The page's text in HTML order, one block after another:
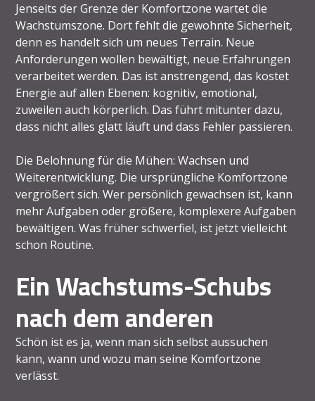
Jenseits der Grenze der Komfortzone wartet die
Wachstumszone. Dort fehlt die gewohnte Sicherheit,
denn es handelt sich um neues Terrain. Neue
Anforderungen wollen bewältigt, neue Erfahrungen
verarbeitet werden. Das ist anstrengend, das kostet
Energie auf allen Ebenen: kognitiv, emotional,
zuweilen auch körperlich. Das führt mitunter dazu,
dass nicht alles glatt läuft und dass Fehler passieren.
Die Belohnung für die Mühen: Wachsen und
Weiterentwicklung. Die ursprüngliche Komfortzone
vergrößert sich. Wer persönlich gewachsen ist, kann
mehr Aufgaben oder größere, komplexere Aufgaben
bewältigen. Was früher schwerfiel, ist jetzt vielleicht
schon Routine.
Ein Wachstums-Schubs
nach dem anderen
Schön ist es ja, wenn man sich selbst aussuchen
kann, wann und wozu man seine Komfortzone
verlässt.